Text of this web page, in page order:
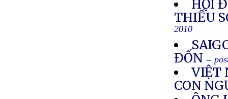
HỘI
THIẾU
2010
ĐỐN --
VIỆT
CON